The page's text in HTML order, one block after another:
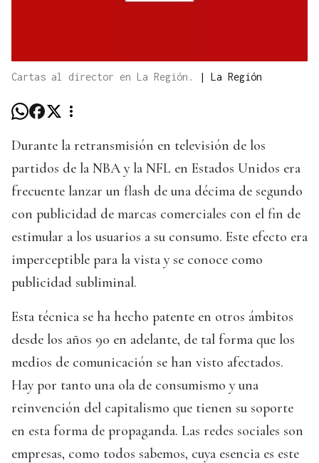
Cartas al director en La Región. | La Región
Durante la retransmisión en televisión de los
partidos de la NBA y la NFL en Estados Unidos era
frecuente lanzar un flash de una décima de segundo
con publicidad de marcas comerciales con el fin de
estimular a los usuarios a su consumo. Este efecto era
imperceptible para la vista y se conoce como
publicidad subliminal.
Esta técnica se ha hecho patente en otros ámbitos
desde los años 90 en adelante, de tal forma que los
medios de comunicación se han visto afectados.
Hay por tanto una ola de consumismo y una
reinvención del capitalismo que tienen su soporte
en esta forma de propaganda. Las redes sociales son
empresas, como todos sabemos, cuya esencia es este